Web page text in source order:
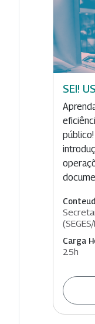
SEI!
Carga
25h